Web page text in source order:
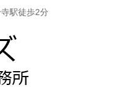
駅徒歩2分